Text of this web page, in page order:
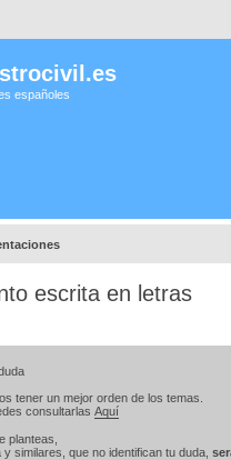
españoles
escrita en letras
tener un mejor orden de los temas.
consultarlas Aquí
planteas,
similares, que no identifican tu duda,